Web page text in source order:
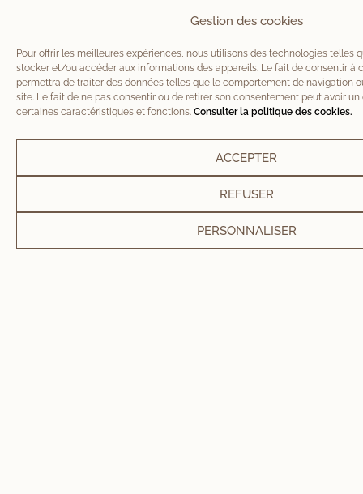
Gestion des cookies
Pour offrir les meilleures expériences, nous utilisons des technologies telles
stocker et/ou accéder aux informations des appareils. Le fait de consentir à
permettra de traiter des données telles que le comportement de navigation
site. Le fait de ne pas consentir ou de retirer son consentement peut avoir
certaines caractéristiques et fonctions. Consulter la politique des cookies.
ACCEPTER
REFUSER
PERSONNALISER